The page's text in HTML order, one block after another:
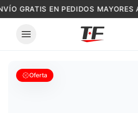
Skip to content
GRATIS EN PEDIDOS
Oferta